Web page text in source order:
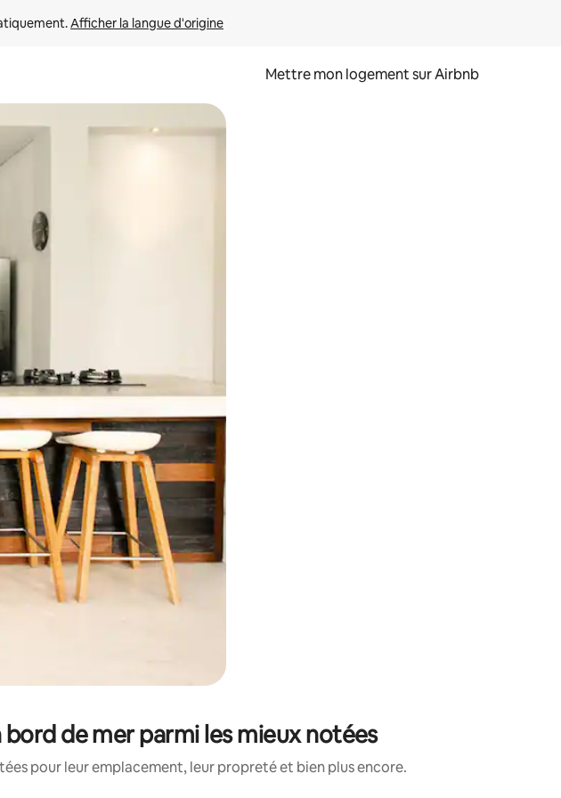
Afficher la langue d'origine
Mettre mon logement sur Airbnb
ou en appuyant et en faisant glisser.
bord de mer parmi les mieux notées
pour leur emplacement, leur propreté et bien plus encore.